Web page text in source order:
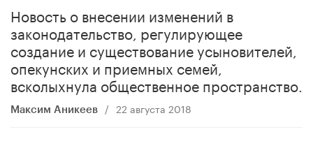
Новость о внесении изменений в
законодательство, регулирующее
создание и существование усыновителей,
опекунских и приемных семей,
всколыхнула общественное пространство.
Максим Аникеев / 22 августа 2018